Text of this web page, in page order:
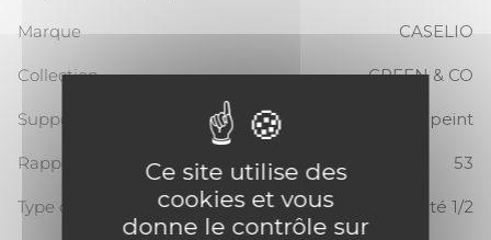
Marque CASELIO
Collection GREEN & CO
Support Papier peint
Rapport Vertical 53
Type de raccord Raccord sauté 1/2
Ce site utilise des
cookies et vous
donne le contrôle sur